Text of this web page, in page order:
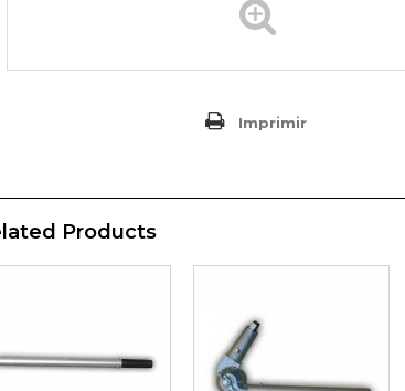
Imprimir
Products